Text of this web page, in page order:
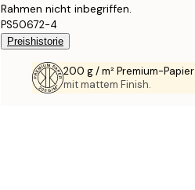
Rahmen nicht inbegriffen.
PS50672-4
Preishistorie
200 g / m² Premium-Papier
mit mattem Finish.